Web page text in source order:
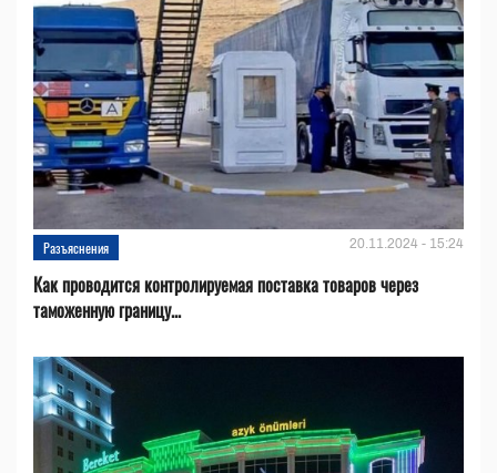
Разъяснения 20.11.2024 - 15:24
Как проводится контролируемая поставка товаров через
таможенную границу...